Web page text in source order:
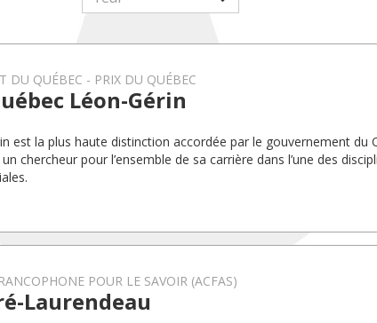
DU QUÉBEC PRIX DU QUÉBEC
Léon-Gérin
est la plus haute distinction accordée par le gouvernement du
chercheur pour l’ensemble de sa carrière dans l’une des
POUR LE SAVOIR (ACFAS)
Laurendeau